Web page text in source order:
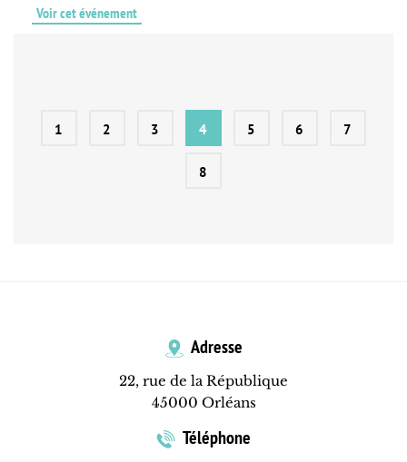
Voir cet événement
1 2 3 4 5 6 7
8
Adresse
22, rue de la République
45000 Orléans
Téléphone